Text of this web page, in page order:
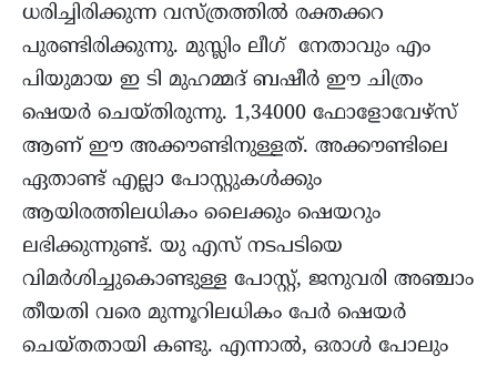
ധരിച്ചിരിക്കുന്ന വസ്ത്രത്തിൽ രക്തക്കറ
പുരണ്ടിരിക്കുന്നു. മുസ്ലിം ലീഗ് നേതാവും എം
പിയുമായ ഇ ടി മുഹമ്മദ് ബഷീർ ഈ ചിത്രം
ഷെയർ ചെയ്തിരുന്നു. 1,34000 ഫോളോവേഴ്സ്
ആണ് ഈ അക്കൗണ്ടിനുള്ളത്. അക്കൗണ്ടിലെ
ഏതാണ്ട് എല്ലാ പോസ്റ്റുകൾക്കും
ആയിരത്തിലധികം ലൈക്കും ഷെയറും
ലഭിക്കുന്നുണ്ട്. യു എസ് നടപടിയെ
വിമർശിച്ചുകൊണ്ടുള്ള പോസ്റ്റ്, ജനുവരി അഞ്ചാം
തീയതി വരെ മുന്നൂറിലധികം പേർ ഷെയർ
ചെയ്തതായി കണ്ടു. എന്നാൽ, ഒരാൾ പോലും